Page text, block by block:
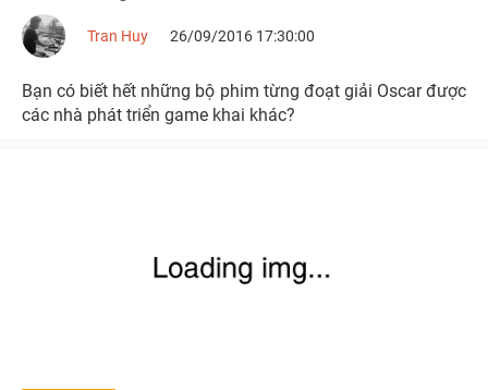
Tran Huy 26/09/2016 17:30:00
Bạn có biết hết những bộ phim từng đoạt giải Oscar được
các nhà phát triển game khai khác?